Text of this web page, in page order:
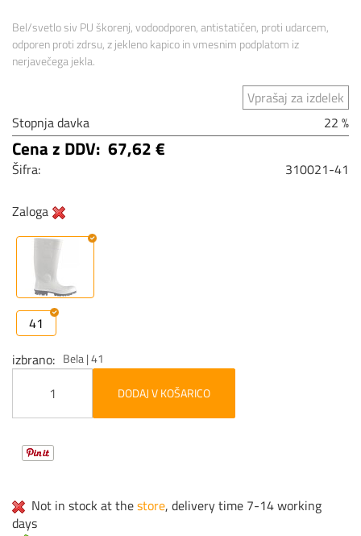
Bel/svetlo siv PU škorenj, vodoodporen, antistatičen, proti udarcem,
odporen proti zdrsu, z jekleno kapico in vmesnim podplatom iz
nerjavečega jekla.
Vprašaj za izdelek
Stopnja davka
22 %
Cena z DDV: 67,62 €
Šifra: 310021-41
Zaloga
41
izbrano
Bela | 41
DODAJ V KOŠARICO
Not in stock at thestore, delivery time 7-14 working
days